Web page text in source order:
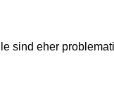
sind eher